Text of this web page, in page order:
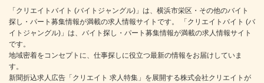
「クリエイトバイト (バイトジャングル)」は、横浜市栄区・その他のバイト
探し・パート募集情報が満載の求人情報サイトです。 「クリエイトバイト (バ
イトジャングル)」は、バイト探し・パート募集情報が満載の求人情報サイト
です。
地域密着をコンセプトに、仕事探しに役立つ最新の情報をお届けしていま
す。
新聞折込求人広告「クリエイト 求人特集」を展開する株式会社クリエイトが